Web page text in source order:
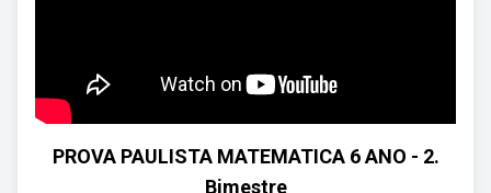
PROVA PAULISTA MATEMATICA 6 ANO - 2.
Bimestre